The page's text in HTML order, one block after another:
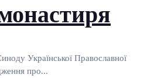
Української Православної
про...